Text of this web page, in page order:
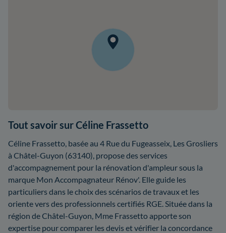
Tout savoir sur Céline Frassetto
Céline Frassetto, basée au 4 Rue du Fugeasseix, Les Grosliers
à Châtel-Guyon (63140), propose des services
d'accompagnement pour la rénovation d'ampleur sous la
marque Mon Accompagnateur Rénov'. Elle guide les
particuliers dans le choix des scénarios de travaux et les
oriente vers des professionnels certifiés RGE. Située dans la
région de Châtel-Guyon, Mme Frassetto apporte son
expertise pour comparer les devis et vérifier la concordance